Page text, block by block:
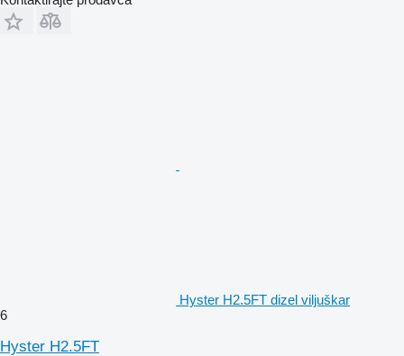
Hyster H2.5FT dizel viljuškar
6
Hyster H2.5FT